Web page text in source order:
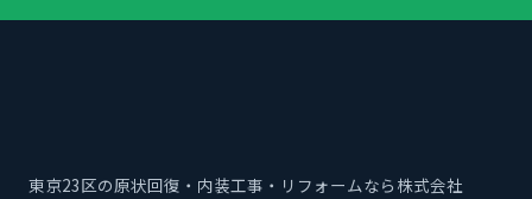
東京23区の原状回復・内装工事・リフォームなら株式会社